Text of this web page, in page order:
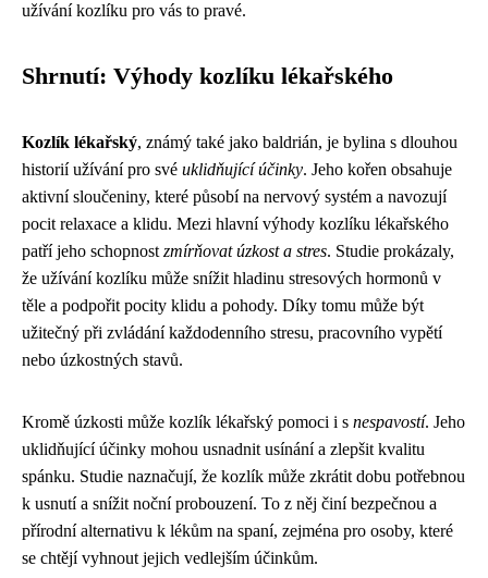
užívání kozlíku pro vás to pravé.
Shrnutí: Výhody kozlíku lékařského
Kozlík lékařský, známý také jako baldrián, je bylina s dlouhou
historií užívání pro své uklidňující účinky. Jeho kořen obsahuje
aktivní sloučeniny, které působí na nervový systém a navozují
pocit relaxace a klidu. Mezi hlavní výhody kozlíku lékařského
patří jeho schopnost zmírňovat úzkost a stres. Studie prokázaly,
že užívání kozlíku může snížit hladinu stresových hormonů v
těle a podpořit pocity klidu a pohody. Díky tomu může být
užitečný při zvládání každodenního stresu, pracovního vypětí
nebo úzkostných stavů.
Kromě úzkosti může kozlík lékařský pomoci i s nespavostí. Jeho
uklidňující účinky mohou usnadnit usínání a zlepšit kvalitu
spánku. Studie naznačují, že kozlík může zkrátit dobu potřebnou
k usnutí a snížit noční probouzení. To z něj činí bezpečnou a
přírodní alternativu k lékům na spaní, zejména pro osoby, které
se chtějí vyhnout jejich vedlejším účinkům.